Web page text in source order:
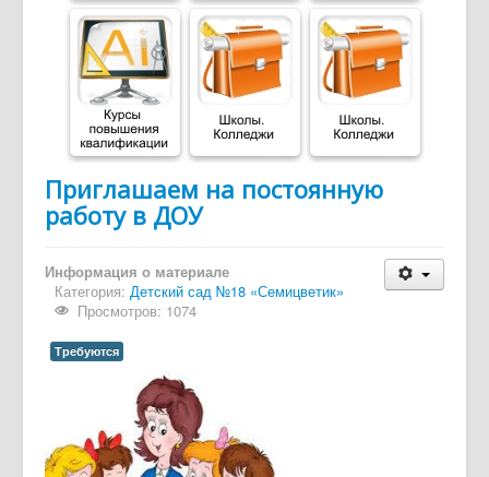
Дайджест СМИ
Объявления
Приглашаем на постоянную
работу в ДОУ
Информация о материале
Категория: Детский сад №18 «Семицветик»
Просмотров: 1074
Требуются